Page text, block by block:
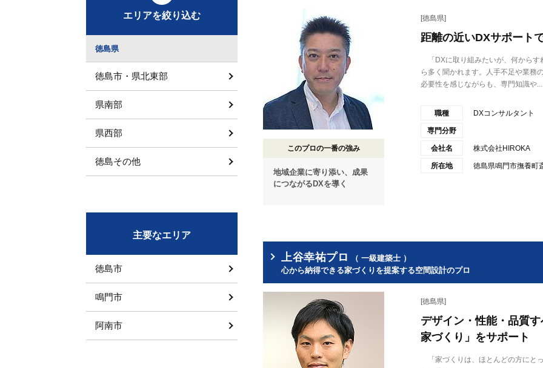
このプロの一番の強み
地域企業に寄り添い、成果
につながるDXを導く
[徳島県]
距離の近いDXサポート
「DXに取り組みたいが、何からす
ら多く聞かれます。人手不足や業務
必要性を感じながらも、専門知識や...
職種 DXコンサルタント
専門分野
会社名 株式会社HIROKA
所在地 徳島県鳴門市撫養町
上谷幸祐プロ
（ 一級建築士 ）
心から納得できる家づくりを提案する空間設計のプロ
[徳島県]
デザイン・性能・品質
家づくり」をサポート
「家づくりは、ほとんどの方にと
エリアを絞り込む
徳島県
徳島市・県北東部
県南部
県西部
徳島その他
主要なエリア
徳島市
鳴門市
阿南市